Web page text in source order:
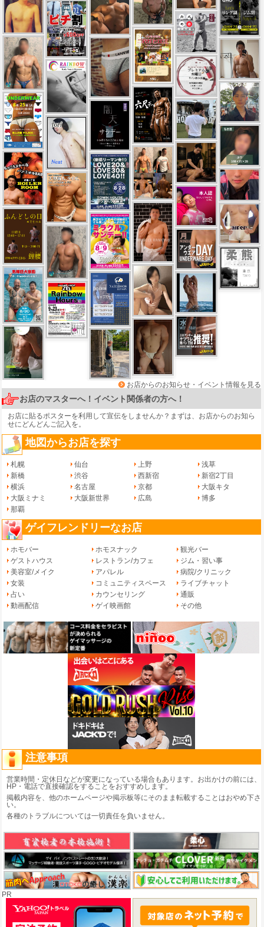
お店からのお知らせ・イベント情報を見る
お店のマスターへ！イベント関係者の方へ！
お店に貼るポスターを利用して宣伝をしませんか？まずは、 お店からのお知ら
せにどんどんご記入を。
地図からお店を探す
札幌 仙台 上野
浅草
新橋
渋谷 西新宿
新宿2丁目
横浜
名古屋 京都
大阪キタ
大阪ミナミ
大阪新世界 広島
博多
那覇
ゲイフレンドリーなお店
ホモバー ホモスナック
観光バー
ゲストハウス
レストラン/カフェ
ジム・習い事
美容室/メイク
アパレル
病院/クリニック
女装
コミュニティスペース
ライブチャット
占い
カウンセリング
通販
動画配信
ゲイ映画館 その他
注意事項
営業時間・定休日などが変更になっている場合もあります。お出かけの前には、
HP・電話で直接確認をすることをおすすめします。
掲載内容を、他のホームページや掲示板等にそのまま転載することはおやめ下さ
い。
各種のトラブルについては一切責任を負いません。
PR